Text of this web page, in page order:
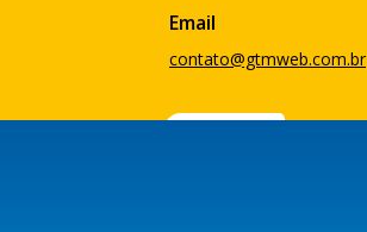
Email
contato@gtmweb.com.br